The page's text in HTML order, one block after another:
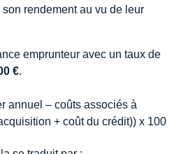
son rendement au vu de leur
emprunteur avec un taux de
€.
annuel – coûts associés à
+ coût du crédit)) x 100